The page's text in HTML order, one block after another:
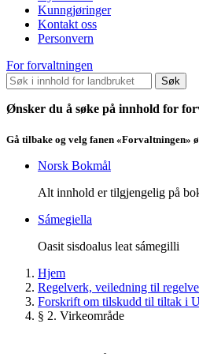
Kunngjøringer
Kontakt oss
Personvern
For forvaltningen
Søk
Ønsker du å søke på innhold for
Gå tilbake og velg fanen «Forvaltningen»
Norsk Bokmål
Alt innhold er tilgjengelig på
Sámegiella
Oasit sisdoalus leat sámegilli
Hjem
Regelverk, veiledning til
Forskrift om tilskudd til tiltak i
§ 2. Virkeområde